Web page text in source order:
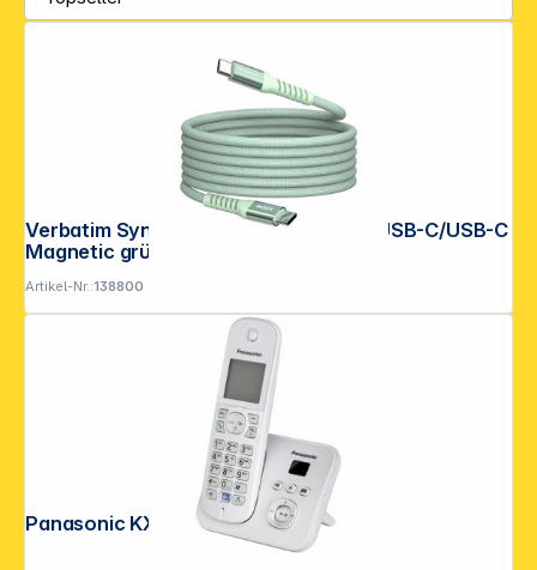
Verbatim Sync&Charge 100W 120cm USB-C/USB-C
Artikel-Nr.:138800
Panasonic KX-TG6821GS perlsilber